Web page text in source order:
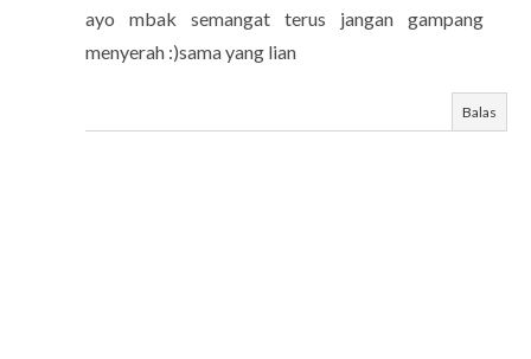
ayo mbak semangat terus jangan gampang
menyerah :)sama yang lian
Balas